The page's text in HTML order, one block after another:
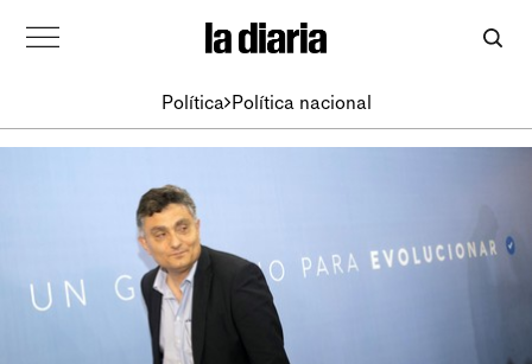
Política Política nacional